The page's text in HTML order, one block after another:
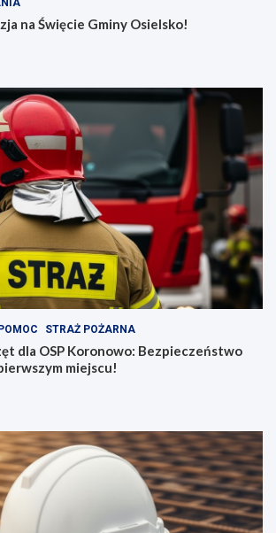
na Święcie Gminy Osielsko!
POMOC STRAŻ POŻARNA
dla OSP Koronowo: Bezpieczeństwo
miejscu!